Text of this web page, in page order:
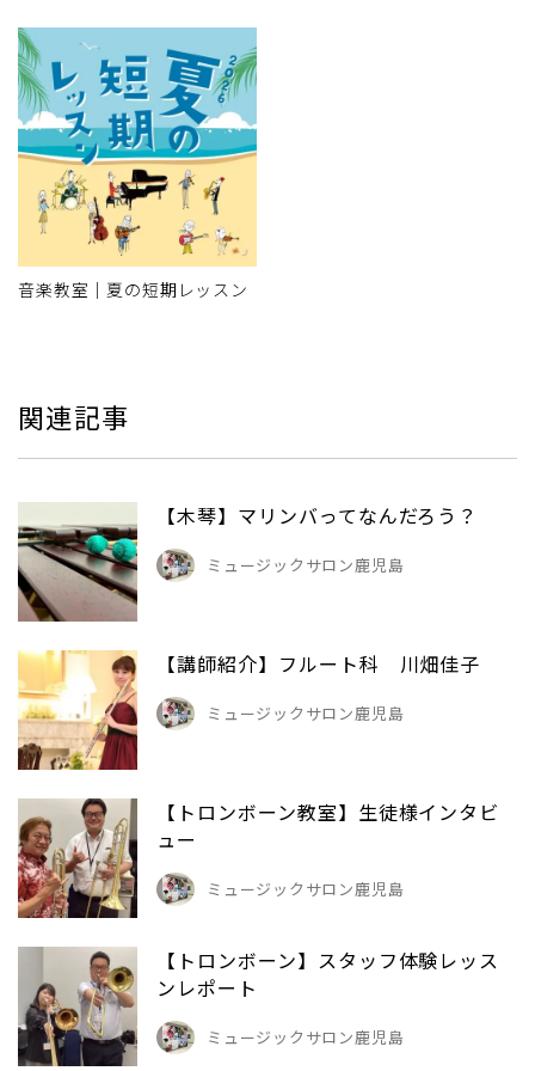
音楽教室｜夏の短期レッスン
関連記事
【木琴】マリンバってなんだろう？
ミュージックサロン鹿児島
【講師紹介】フルート科 川畑佳子
ミュージックサロン鹿児島
【トロンボーン教室】生徒様インタビ
ュー
ミュージックサロン鹿児島
【トロンボーン】スタッフ体験レッス
ンレポート
ミュージックサロン鹿児島